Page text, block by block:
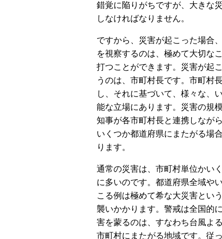
錯覚に陥りがちですが、大きな
しなければなりません。
ですから、災害が起こった場合
を視察するのは、極めて大切な
打つことができます。災害が起
うのは、市町村長です。市町村
し、それに基づいて、様々な、
能な立場にあります。災害の規
知事が各市町村長と連携しなが
いくつか都道府県にまたがる場
ります。
通常の災害は、市町村単位かい
に多いのです。都道府県全域や
こる例は極めて希な大災害とい
襲いかかります。警戒は全国的
害を蒙るのは、すなわち台風よ
市町村にまたがる地域です。従